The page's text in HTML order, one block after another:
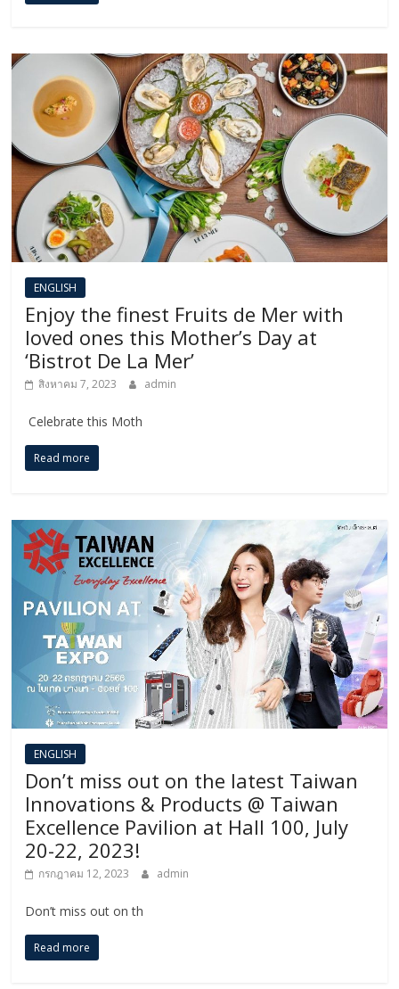
ENGLISH​
Enjoy the finest Fruits de Mer with
loved ones this Mother’s Day at
‘Bistrot De La Mer’
สิงหาคม 7, 2023 admin
Celebrate this Moth
Read more
ENGLISH​
Don’t miss out on the latest Taiwan
Innovations & Products @ Taiwan
Excellence Pavilion at Hall 100, July
20-22, 2023!
กรกฎาคม 12, 2023 admin
Don’t miss out on th
Read more